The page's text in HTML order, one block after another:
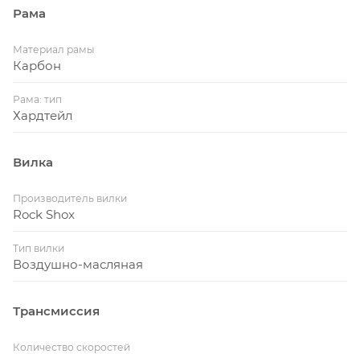
Рама
Материал рамы
Карбон
Рама: тип
Хардтейл
Вилка
Производитель вилки
Rock Shox
Тип вилки
Воздушно-масляная
Трансмиссия
Количество скоростей